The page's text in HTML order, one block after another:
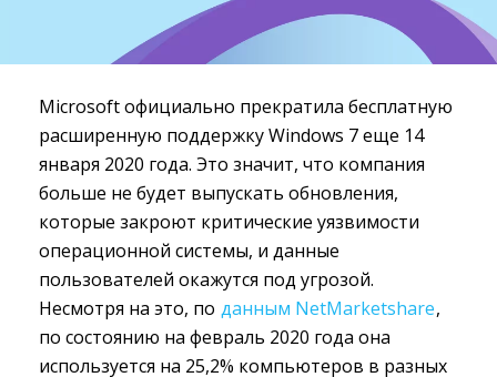
Microsoft официально прекратила бесплатную
расширенную поддержку Windows 7 еще 14
января 2020 года. Это значит, что компания
больше не будет выпускать обновления,
которые закроют критические уязвимости
операционной системы, и данные
пользователей окажутся под угрозой.
Несмотря на это, по данным NetMarketshare,
по состоянию на февраль 2020 года она
используется на 25,2% компьютеров в разных